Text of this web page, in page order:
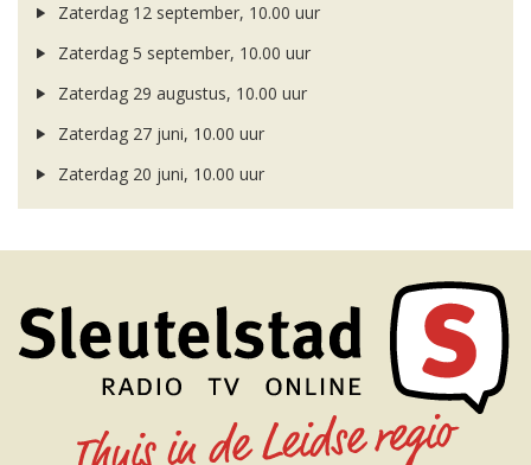
Zaterdag 12 september, 10.00 uur
Zaterdag 5 september, 10.00 uur
Zaterdag 29 augustus, 10.00 uur
Zaterdag 27 juni, 10.00 uur
Zaterdag 20 juni, 10.00 uur